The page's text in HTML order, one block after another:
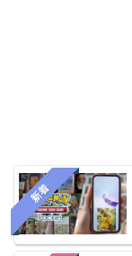
新着